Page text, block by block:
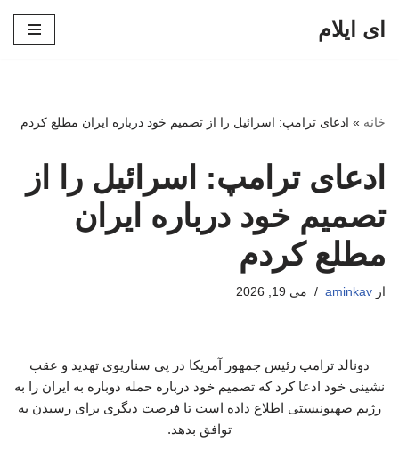
ای ایلام
خانه » ادعای ترامپ: اسرائیل را از تصمیم خود درباره ایران مطلع کردم
ادعای ترامپ: اسرائیل را از
تصمیم خود درباره ایران
مطلع کردم
از aminkav می 19, 2026
دونالد ترامپ رئیس جمهور آمریکا در پی سناریوی تهدید و عقب
نشینی خود ادعا کرد که تصمیم خود درباره حمله دوباره به ایران را به
رژیم صهیونیستی اطلاع داده است تا فرصت دیگری برای رسیدن به
توافق بدهد.